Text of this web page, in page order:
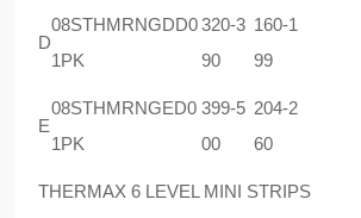
D
08STHMRNGDD0
1PK
320-3
90
160-1
99
E
08STHMRNGED0
1PK
399-5
00
204-2
60
THERMAX 6 LEVEL MINI STRIPS